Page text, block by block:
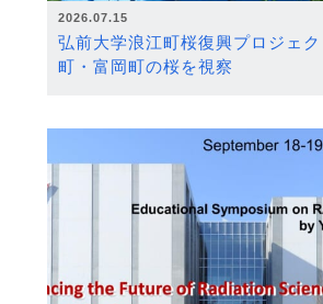
2026.07.15
弘前大学浪江町桜復興プロジェ
町・富岡町の桜を視察